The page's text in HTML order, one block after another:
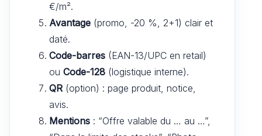
€/m².
Avantage (promo, -20 %, 2+1) clair et
daté.
Code-barres (EAN-13/UPC en retail)
ou Code-128 (logistique interne).
QR(option) : page produit, notice,
avis.
Mentions : “Offre valable du … au …”,